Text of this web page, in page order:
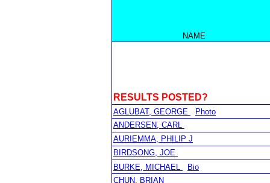
NAME
RESULTS POSTED?
AGLUBAT, GEORGE
Photo
ANDERSEN, CARL
AURIEMMA, PHILIP J
BIRDSONG, JOE
BURKE, MICHAEL
Bio
CHUN, BRIAN